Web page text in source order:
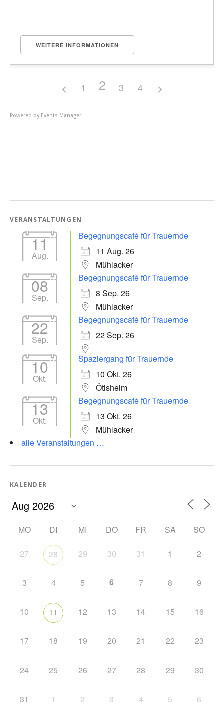
WEITERE INFORMATIONEN
1 2 3 4
Powered by Events Manager
VERANSTALTUNGEN
11
Aug.
Begegnungscafé für Trauernde
11 Aug. 26
Mühlacker
08
Sep.
Begegnungscafé für Trauernde
8 Sep. 26
Mühlacker
22
Sep.
Begegnungscafé für Trauernde
22 Sep. 26
10
Okt.
Spaziergang für Trauernde
10 Okt. 26
Ötisheim
13
Okt.
Begegnungscafé für Trauernde
13 Okt. 26
Mühlacker
alle Veranstaltungen …
KALENDER
MO DI MI DO FR SA SO
27 28 29 30 31 1 2
3 4 5 6 7 8 9
10 11 12 13 14 15 16
17 18 19 20 21 22 23
24 25 26 27 28 29 30
31 1 2 3 4 5 6